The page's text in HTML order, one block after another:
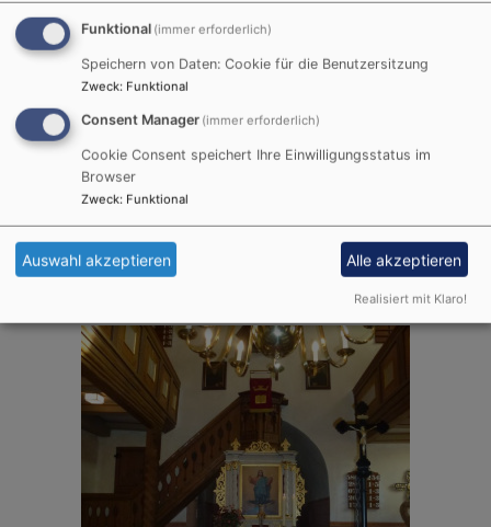
Equarhofen
Dekanat
Uffenheim-
Kirchenkreis
Würzburg-
Ansbach
Mail:
pfarramt.simmershofen@elkb.de
Die Kirche ist nur zu den
Markgrafenkirchen:
Funktional (immer erforderlich)
Speichern von Daten: Cookie für die Benutzersitzung
Zweck: Funktional
Consent Manager (immer erforderlich)
Cookie Consent speichert Ihre Einwilligungsstatus im
Browser
Zweck: Funktional
Auswahl akzeptieren Alle akzeptieren
Realisiert mit Klaro!